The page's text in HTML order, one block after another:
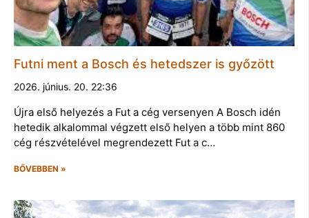
Futni ment a Bosch és hetedszer is győzött
2026. június. 20. 22:36
Újra első helyezés a Fut a cég versenyen A Bosch idén
hetedik alkalommal végzett első helyen a több mint 860
cég részvételével megrendezett Fut a c…
BŐVEBBEN »